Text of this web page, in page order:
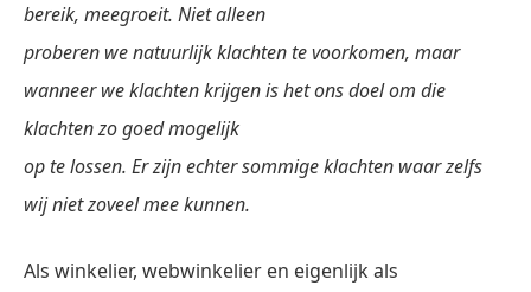
bereik, meegroeit. Niet alleen
proberen we natuurlijk klachten te voorkomen, maar
wanneer we klachten krijgen is het ons doel om die
klachten zo goed mogelijk
op te lossen. Er zijn echter sommige klachten waar zelfs
wij niet zoveel mee kunnen.
Als winkelier, webwinkelier en eigenlijk als